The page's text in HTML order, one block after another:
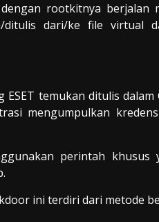
rootkitnya
ditulis dari/ke file virtual
ESET temukan ditulis
mengumpulkan
perintah
ini terdiri dari metode